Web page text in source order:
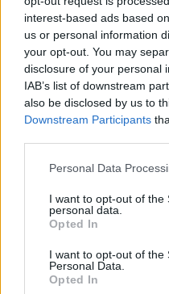
interest-based ads based
us or personal information
your opt-out. You may
disclosure of your personal
IAB’s list of downstream
also be disclosed by us to
Downstream Participants
Personal Data
I want to opt-out of the
personal data.
Opted In
I want to opt-out of the
Personal Data.
Opted In
Αφήστε μια
Η ηλ. διεύθυνση σας δεν
σημειώνονται με
*